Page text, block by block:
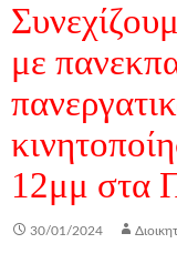
με
12μμ στα
30/01/2024